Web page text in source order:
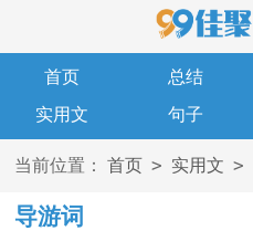
首页 总结
实用文
句子
当前位置： 首页 > 实用文 >
导游词